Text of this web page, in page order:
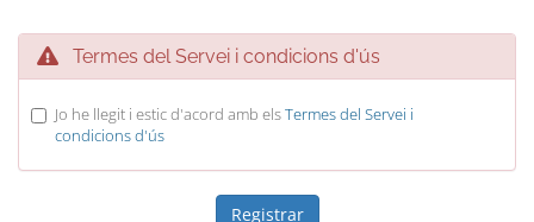
Termes del Servei i condicions d'ús
Jo he llegit i estic d'acord amb elsTermes del Servei i
condicions d'ús